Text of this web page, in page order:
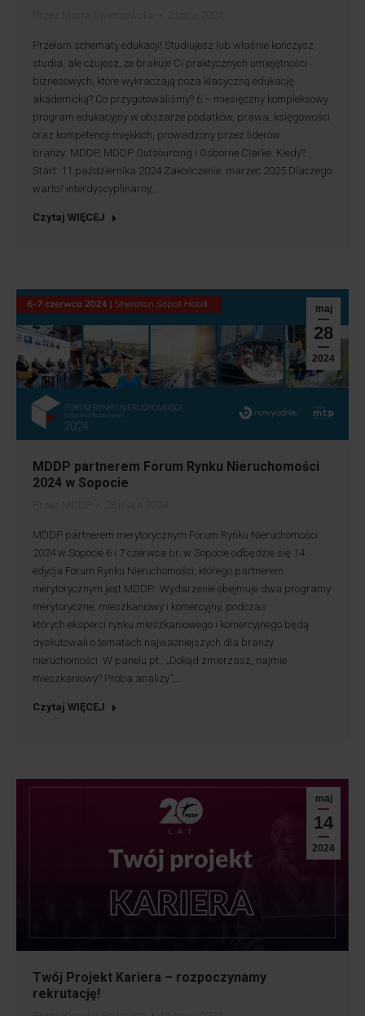
Przełam schematy edukacji! Studiujesz lub właśnie kończysz
studia, ale czujesz, że brakuje Ci praktycznych umiejętności
biznesowych, które wykraczają poza klasyczną edukację
akademicką? Co przygotowaliśmy? 6 – miesięczny kompleksowy
program edukacyjny w obszarze podatków, prawa, księgowości
oraz kompetencji miękkich, prowadzony przez liderów
branży: MDDP, MDDP Outsourcing i Osborne Clarke. Kiedy?
Start: 11 października 2024 Zakończenie: marzec 2025 Dlaczego
warto? interdyscyplinarny,…
Czytaj WIĘCEJ
maj
28
2024
MDDP partnerem Forum Rynku Nieruchomości
2024 w Sopocie
MDDP partnerem merytorycznym Forum Rynku Nieruchomości
2024 w Sopocie 6 i 7 czerwca br. w Sopocie odbędzie się 14.
edycja Forum Rynku Nieruchomości, którego partnerem
merytorycznym jest MDDP. Wydarzenie obejmuje dwa programy
merytoryczne: mieszkaniowy i komercyjny, podczas
których eksperci rynku mieszkaniowego i komercyjnego będą
dyskutowali o tematach najważniejszych dla branży
nieruchomości. W panelu pt.: „Dokąd zmierzasz, najmie
mieszkaniowy? Próba analizy”,…
Czytaj WIĘCEJ
maj
14
2024
Twój Projekt Kariera – rozpoczynamy
rekrutację!